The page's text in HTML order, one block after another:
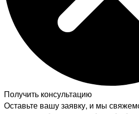
Получить консультацию
Оставьте вашу заявку, и мы